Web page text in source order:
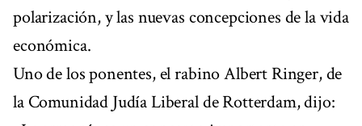
polarización, y las nuevas concepciones de la vida
económica.
Uno de los ponentes, el rabino Albert Ringer, de
la Comunidad Judía Liberal de Rotterdam, dijo: